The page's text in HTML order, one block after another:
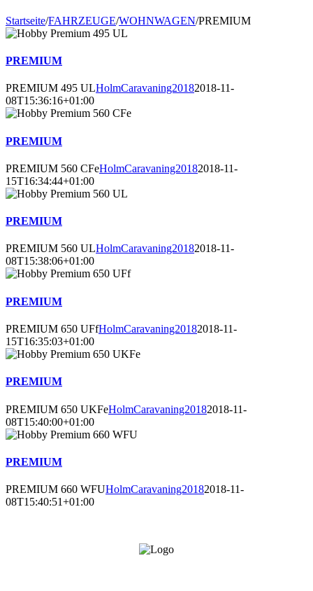
Startseite/FAHRZEUGE/WOHNWAGEN/PREMIUM
PREMIUM
PREMIUM 495 ULHolmCaravaning20182018-11-
08T15:36:16+01:00
PREMIUM
PREMIUM 560 CFeHolmCaravaning20182018-11-
15T16:34:44+01:00
PREMIUM
PREMIUM 560 ULHolmCaravaning20182018-11-
08T15:38:06+01:00
PREMIUM
PREMIUM 650 UFfHolmCaravaning20182018-11-
15T16:35:03+01:00
PREMIUM
PREMIUM 650 UKFeHolmCaravaning20182018-11-
08T15:40:00+01:00
PREMIUM
PREMIUM 660 WFUHolmCaravaning20182018-11-
08T15:40:51+01:00